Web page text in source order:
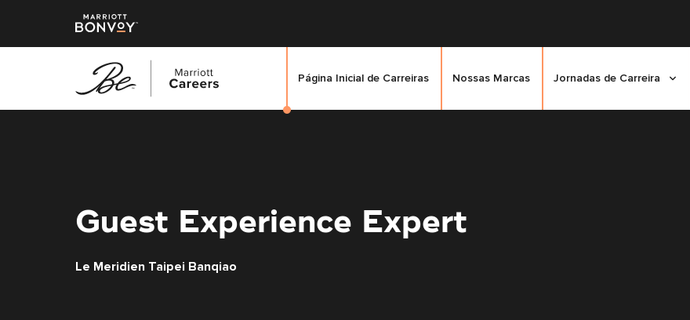
Página Inicial de Carreiras Nossas Marcas Jornadas de Carreira
Guest Experience Expert
Le Meridien Taipei Banqiao